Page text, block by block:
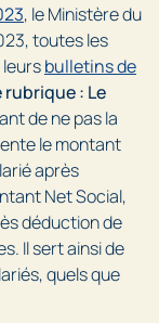
, le Ministère du
toutes les
bulletins de
: Le
de ne pas la
le montant
après
Net Social,
déduction de
Il sert ainsi de
quels que